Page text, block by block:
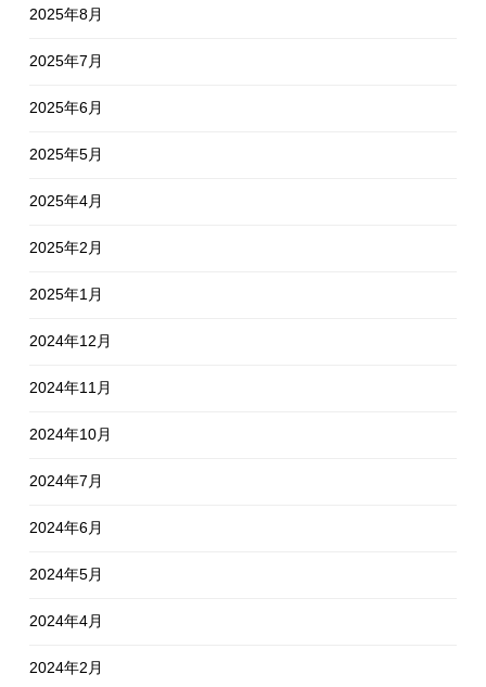
2025年8月
2025年7月
2025年6月
2025年5月
2025年4月
2025年2月
2025年1月
2024年12月
2024年11月
2024年10月
2024年7月
2024年6月
2024年5月
2024年4月
2024年2月